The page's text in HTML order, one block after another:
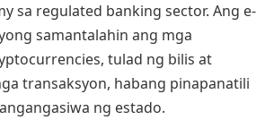
sa regulated banking sector. Ang e-
samantalahin ang mga
tulad ng bilis at
transaksyon, habang pinapanatili
ng estado.